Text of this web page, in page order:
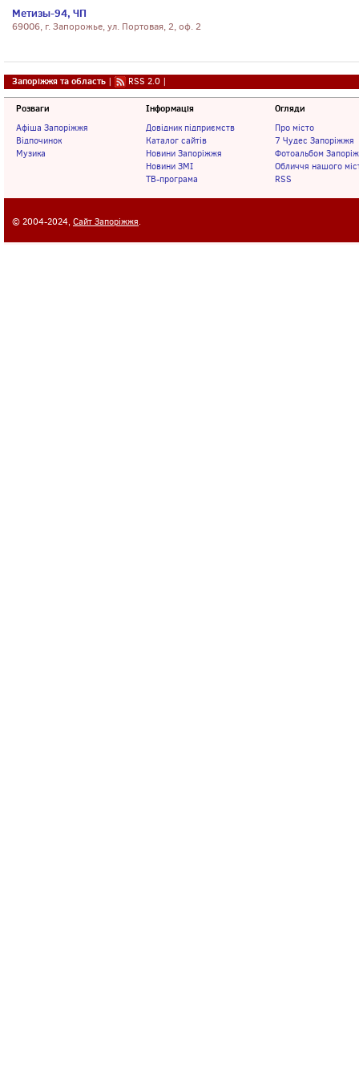
Метизы-94, ЧП
69006, г. Запорожье, ул. Портовая, 2, оф. 2
Запоріжжя та область | RSS 2.0 |
Розваги
Афіша Запоріжжя
Відпочинок
Музика
Інформація
Довідник підприємств
Каталог сайтів
Новини Запоріжжя
Новини ЗМІ
ТВ-програма
Огляди
Про місто
7 Чудес Запоріжжя
Фотоальбом
Обличчя нашого
RSS
© 2004-2024, Сайт Запоріжжя.